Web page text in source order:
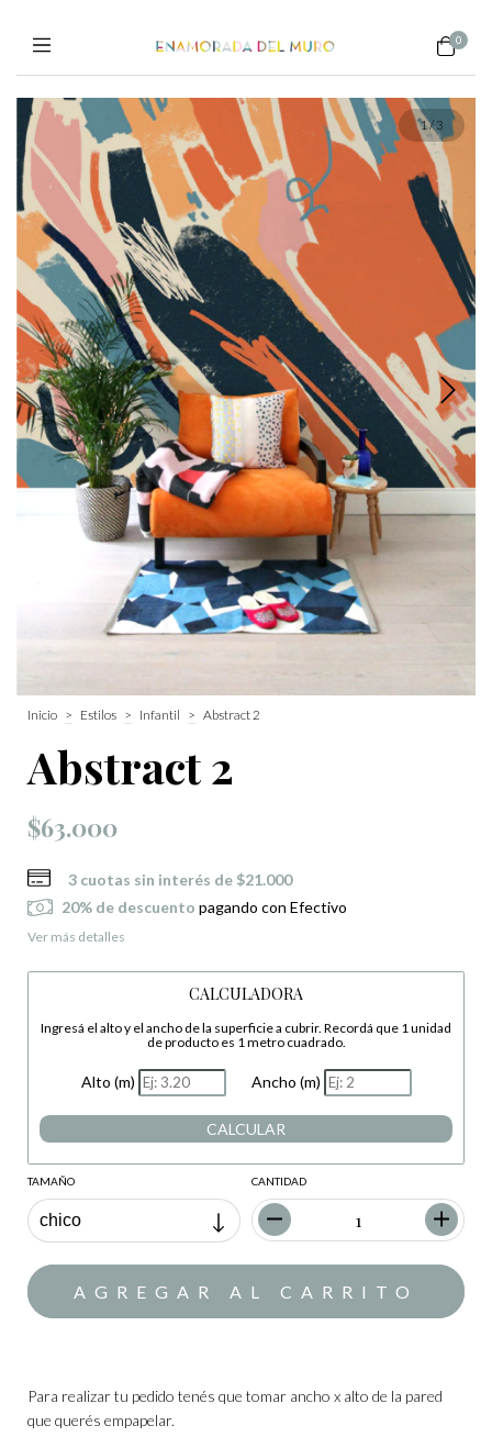
0
1/3
Inicio > Estilos > Infantil > Abstract 2
Abstract 2
$63.000
3 cuotas sin interés de $21.000
20% de descuento pagando con Efectivo
Ver más detalles
CALCULADORA
Ingresá el alto y el ancho de la superficie a cubrir. Recordá que 1 unidad
de producto es 1 metro cuadrado.
Alto (m) Ancho (m)
CALCULAR
TAMAÑO CANTIDAD
Para realizar tu pedido tenés que tomar ancho x alto de la pared
que querés empapelar.